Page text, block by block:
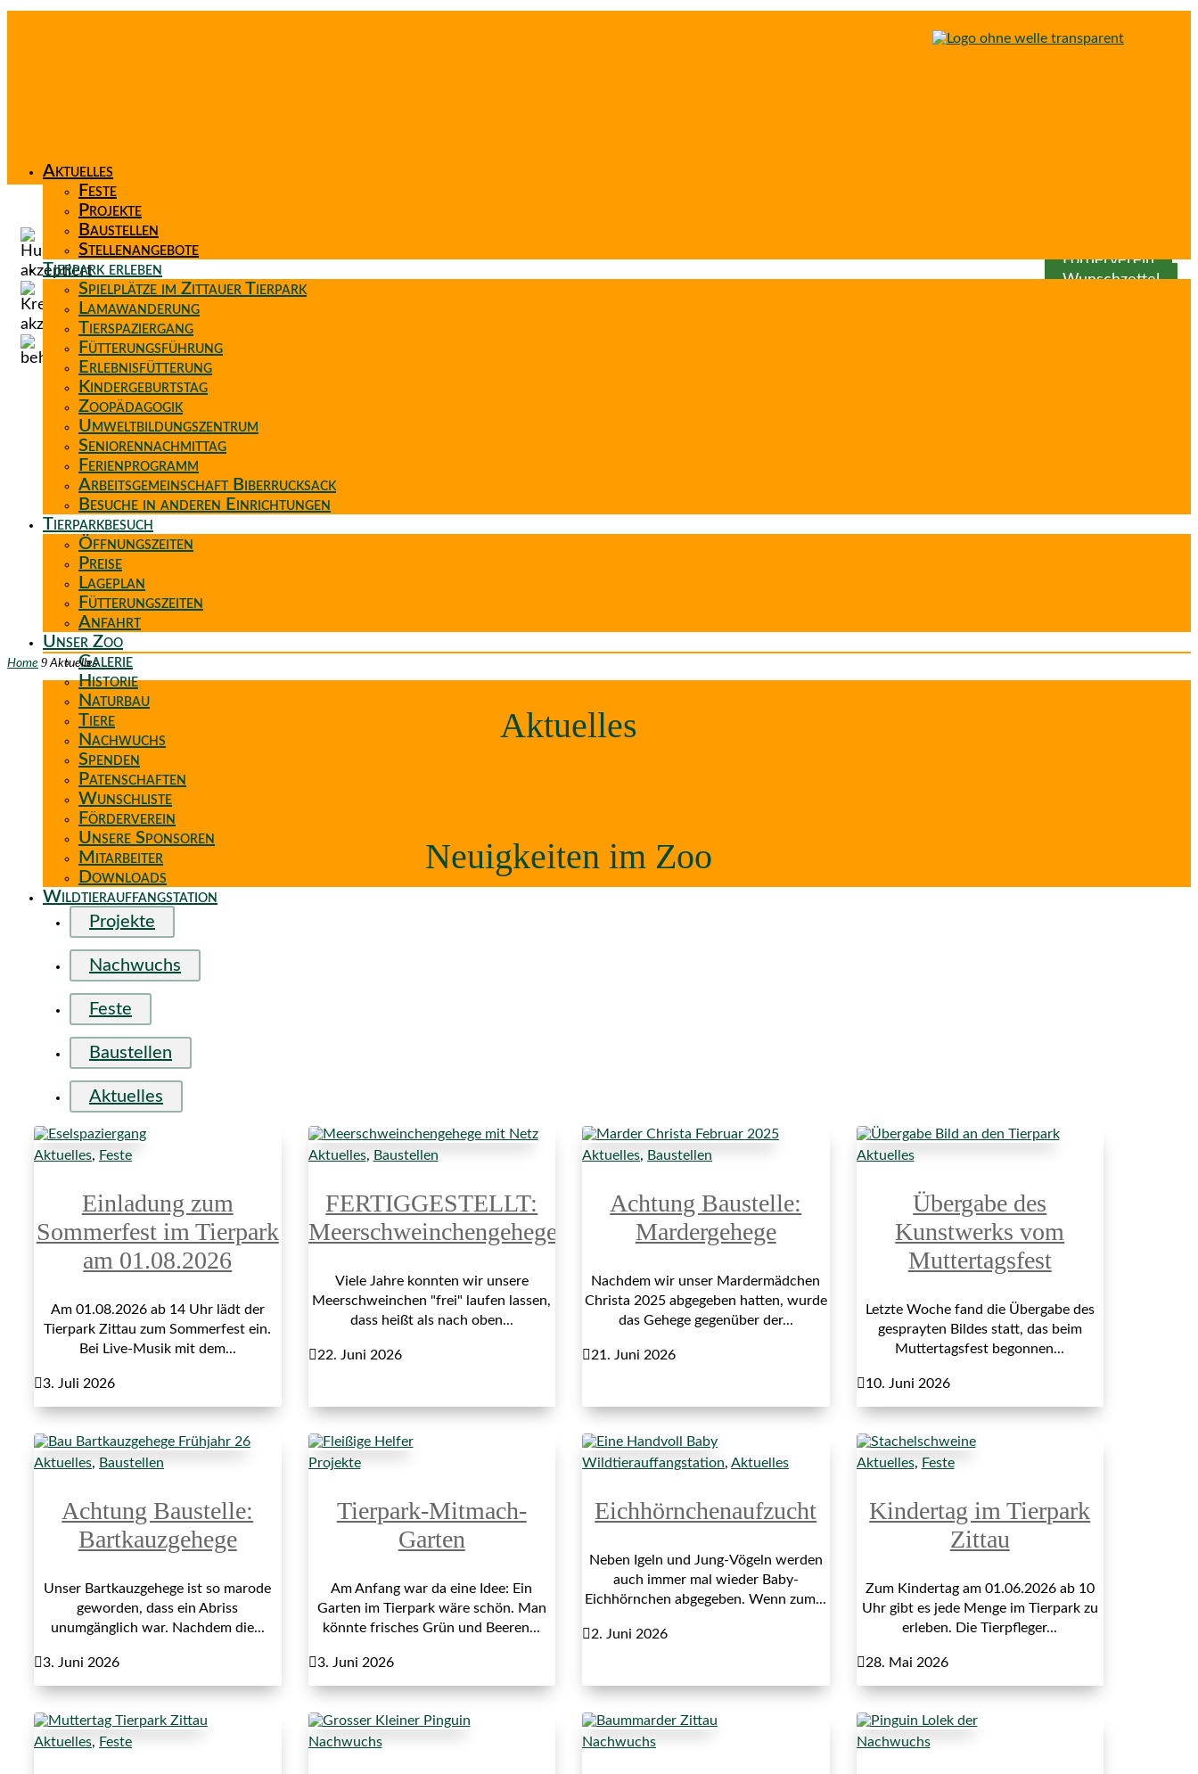
Aktuelles
Feste
Projekte
Baustellen
Stellenangebote
Tierpark erleben
Spielplätze im Zittauer Tierpark
Lamawanderung
Tierspaziergang
Fütterungsführung
Erlebnisfütterung
Kindergeburtstag
Zoopädagogik
Umweltbildungszentrum
Seniorennachmittag
Ferienprogramm
Arbeitsgemeinschaft Biberrucksack
Besuche in anderen Einrichtungen
Tierparkbesuch
Öffnungszeiten
Preise
Lageplan
Fütterungszeiten
Anfahrt
Unser Zoo
Galerie
Historie
Naturbau
Tiere
Nachwuchs
Spenden
Patenschaften
Wunschliste
Förderverein
Unsere Sponsoren
Mitarbeiter
Downloads
Wildtierauffangstation
Förderverein
Wunschzettel
Home 9 Aktuelles
Aktuelles
Neuigkeiten im Zoo
Projekte
Nachwuchs
Feste
Baustellen
Aktuelles
Aktuelles, Feste
Einladung zum
Sommerfest im Tierpark
am 01.08.2026
Am 01.08.2026 ab 14 Uhr lädt der
Tierpark Zittau zum Sommerfest ein.
Bei Live-Musik mit dem...
3. Juli 2026
Aktuelles, Baustellen
FERTIGGESTELLT:
Meerschweinchengehege
Viele Jahre konnten wir unsere
Meerschweinchen "frei" laufen lassen,
dass heißt als nach oben...
22. Juni 2026
Aktuelles, Baustellen
Achtung Baustelle:
Mardergehege
Nachdem wir unser Mardermädchen
Christa 2025 abgegeben hatten, wurde
das Gehege gegenüber der...
21. Juni 2026
Aktuelles
Übergabe des
Kunstwerks vom
Muttertagsfest
Letzte Woche fand die Übergabe des
gesprayten Bildes statt, das beim
Muttertagsfest begonnen...
10. Juni 2026
Aktuelles, Baustellen
Achtung Baustelle:
Bartkauzgehege
Unser Bartkauzgehege ist so marode
geworden, dass ein Abriss
unumgänglich war. Nachdem die...
3. Juni 2026
Projekte
Tierpark-Mitmach-
Garten
Am Anfang war da eine Idee: Ein
Garten im Tierpark wäre schön. Man
könnte frisches Grün und Beeren...
3. Juni 2026
Wildtierauffangstation, Aktuelles
Eichhörnchenaufzucht
Neben Igeln und Jung-Vögeln werden
auch immer mal wieder Baby-
Eichhörnchen abgegeben. Wenn zum...
2. Juni 2026
Aktuelles, Feste
Kindertag im Tierpark
Zittau
Zum Kindertag am 01.06.2026 ab 10
Uhr gibt es jede Menge im Tierpark zu
erleben. Die Tierpfleger...
28. Mai 2026
Aktuelles, Feste Nachwuchs Nachwuchs Nachwuchs